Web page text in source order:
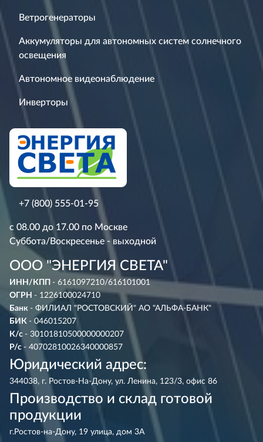
Ветрогенераторы
Аккумуляторы для автономных систем солнечного
освещения
Автономное видеонаблюдение
Инверторы
+7 (800) 555-01-95
с 08.00 до 17.00 по Москве
Суббота/Воскресенье - выходной
ООО "ЭНЕРГИЯ СВЕТА"
ИНН/КПП - 6161097210/616101001
ОГРН - 1226100024710
Банк - ФИЛИАЛ "РОСТОВСКИЙ" АО "АЛЬФА-БАНК"
БИК - 046015207
К/с - 30101810500000000207
Р/с - 40702810026340000857
Юридический адрес:
344038, г. Ростов-На-Дону, ул. Ленина, 123/3, офис 86
Производство и склад готовой
продукции
г.Ростов-на-Дону, 19 улица, дом 3А